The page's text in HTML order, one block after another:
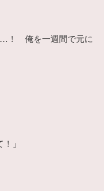
…！ 俺を一週間で元に
」